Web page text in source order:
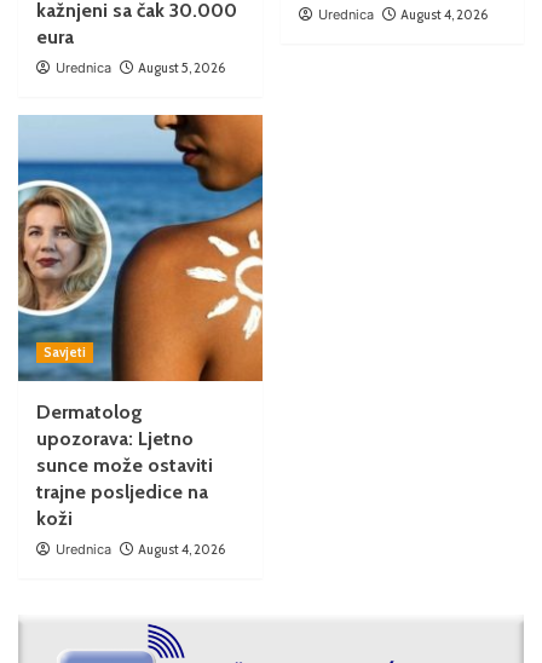
kažnjeni sa čak 30.000
eura
Urednica August 5, 2026
Urednica August 4, 2026
Savjeti
Dermatolog
upozorava: Ljetno
sunce može ostaviti
trajne posljedice na
koži
Urednica August 4, 2026